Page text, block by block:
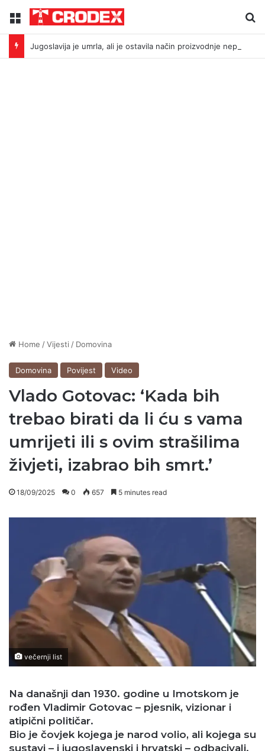
Menu
Home /Vijesti / Domovina
Domovina Povijest Video
Vlado Gotovac: ‘Kada bih
trebao birati da li ću s vama
umrijeti ili s ovim strašilima
živjeti, izabrao bih smrt.’
18/09/2025 0 657 5 minutes read
večernji list
Na današnji dan 1930. godine u Imotskom je
rođen Vladimir Gotovac – pjesnik, vizionar i
atipični političar.
Bio je čovjek kojega je narod volio, ali kojega su
sustavi – i jugoslavenski i hrvatski – odbacivali.